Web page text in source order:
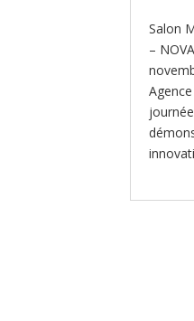
Salon
–